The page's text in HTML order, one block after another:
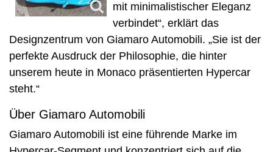
mit minimalistischer Eleganz
verbindet“, erklärt das
Designzentrum von Giamaro Automobili. „Sie ist der
perfekte Ausdruck der Philosophie, die hinter
unserem heute in Monaco präsentierten Hypercar
steht.“
Über Giamaro Automobili
Giamaro Automobili ist eine führende Marke im